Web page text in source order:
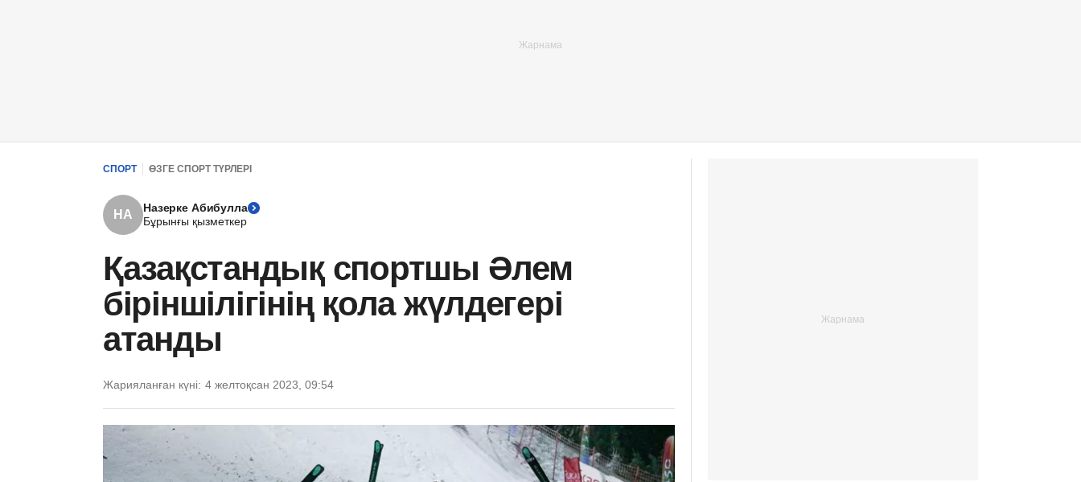
СПОРТ ӨЗГЕ СПОРТ ТҮРЛЕРІ
НА
Назерке Абибулла
Бұрынғы қызметкер
Қазақстандық спортшы Әлем
біріншілігінің қола жүлдегері
атанды
Жарияланған күні: 4 желтоқсан 2023, 09:54